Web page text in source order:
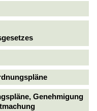
Genehmigung